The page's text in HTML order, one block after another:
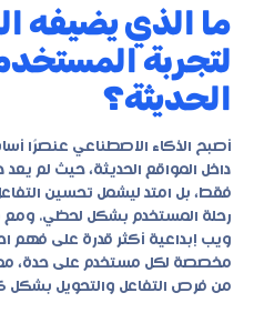
ما الذي يضيفه
لتجربة
الحديثة؟
أصبح الذكاء الاصطناعي عنصرًا
داخل المواقع الحديثة، حيث لم يعد
فقط، بل امتد ليشمل تحسين
رحلة المستخدم بشكل لحظي. ومع
ويب إبداعية أكثر قدرة على فهم
مخصصة لكل مستخدم على حدة،
من فرص التفاعل والتحويل بشكل